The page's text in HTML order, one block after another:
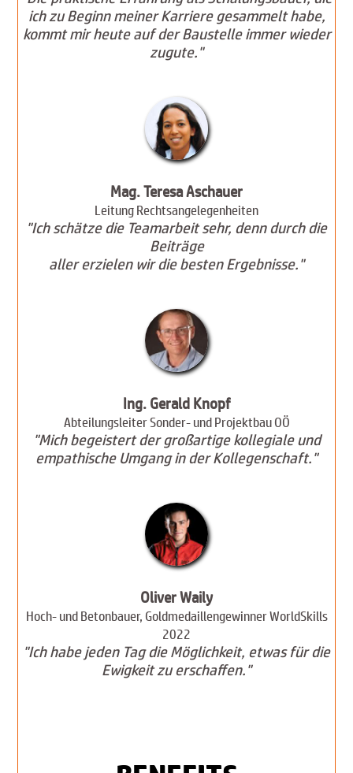
ich zu Beginn meiner Karriere gesammelt habe,
kommt mir heute auf der Baustelle immer wieder
zugute."
Mag. Teresa Aschauer
Leitung Rechtsangelegenheiten
"Ich schätze die Teamarbeit sehr, denn durch die
Beiträge
aller erzielen wir die besten Ergebnisse."
Ing. Gerald Knopf
Abteilungsleiter Sonder- und Projektbau OÖ
"Mich begeistert der großartige kollegiale und
empathische Umgang in der Kollegenschaft."
Oliver Waily
Hoch- und Betonbauer, Goldmedaillengewinner WorldSkills
2022
"Ich habe jeden Tag die Möglichkeit, etwas für die
Ewigkeit zu erschaffen."